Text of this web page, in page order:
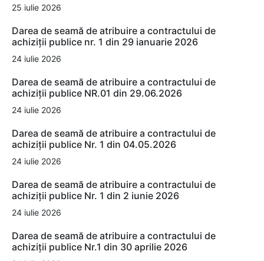
25 iulie 2026
Darea de seamă de atribuire a contractului de
achiziții publice nr. 1 din 29 ianuarie 2026
24 iulie 2026
Darea de seamă de atribuire a contractului de
achiziții publice NR.01 din 29.06.2026
24 iulie 2026
Darea de seamă de atribuire a contractului de
achiziții publice Nr. 1 din 04.05.2026
24 iulie 2026
Darea de seamă de atribuire a contractului de
achiziții publice Nr. 1 din 2 iunie 2026
24 iulie 2026
Darea de seamă de atribuire a contractului de
achiziții publice Nr.1 din 30 aprilie 2026